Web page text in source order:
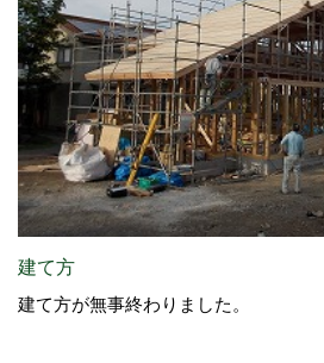
建て方
建て方が無事終わりました。